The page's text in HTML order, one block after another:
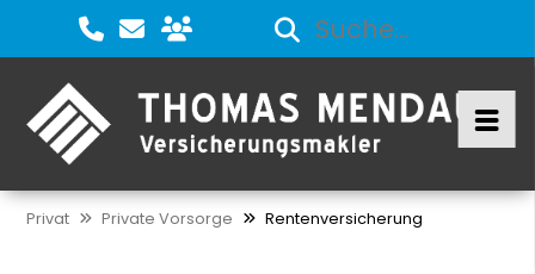
Privat Private Vorsorge Rentenversicherung